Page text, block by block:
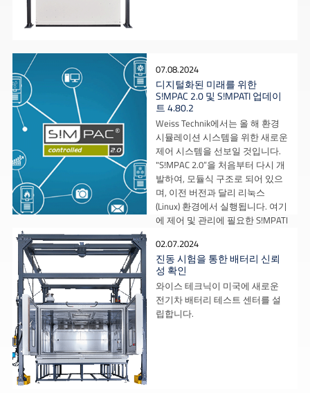
07.08.2024
디지털화된 미래를 위한
S!MPAC 2.0 및 S!MPATI 업데이
트 4.80.2
Weiss Technik에서는 올 해 환경
시뮬레이션 시스템을 위한 새로운
제어 시스템을 선보일 것입니다.
"S!MPAC 2.0”을 처음부터 다시 개
발하여, 모듈식 구조로 되어 있으
며, 이전 버전과 달리 리눅스
(Linux) 환경에서 실행됩니다. 여기
에 제어 및 관리에 필요한 S!MPATI
02.07.2024
진동 시험을 통한 배터리 신뢰
성 확인
와이스 테크닉이 미국에 새로운
전기차 배터리 테스트 센터를 설
립합니다.